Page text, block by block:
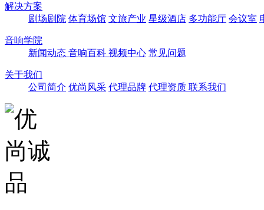
解决方案
剧场剧院 体育场馆 文旅产业 星级酒店 多功能厅 会议室
音响学院
新闻动态 音响百科 视频中心 常见问题
关于我们
公司简介 优尚风采 代理品牌 代理资质 联系我们